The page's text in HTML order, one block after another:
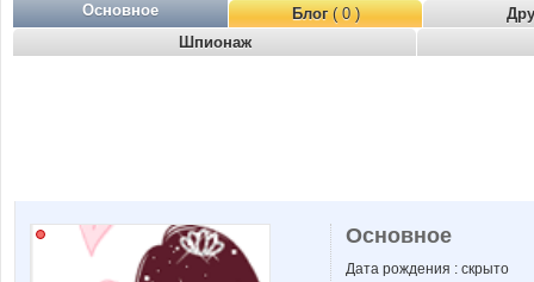
Основное Блог( 0 )
Шпионаж
Основное
Дата рождения : скрыто